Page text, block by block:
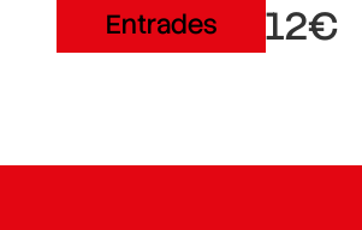
Entrades 12€